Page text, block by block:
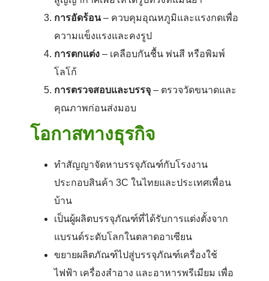
การอัดร้อน– ควบคุมอุณหภูมิและแรงกดเพื่อ
ความแข็งแรงและคงรูป
การตกแต่ง – เคลือบกันชื้น พ่นสี หรือพิมพ์
โลโก้
การตรวจสอบและบรรจุ – ตรวจวัดขนาดและ
คุณภาพก่อนส่งมอบ
โอกาสทางธุรกิจ
ทำสัญญาจัดหาบรรจุภัณฑ์กับโรงงาน
ประกอบสินค้า 3C ในไทยและประเทศเพื่อน
บ้าน
เป็นผู้ผลิตบรรจุภัณฑ์ที่ได้รับการแต่งตั้งจาก
แบรนด์ระดับโลกในตลาดอาเซียน
ขยายผลิตภัณฑ์ไปสู่บรรจุภัณฑ์เครื่องใช้
ไฟฟ้า เครื่องสำอาง และอาหารพรีเมียม เพื่อ